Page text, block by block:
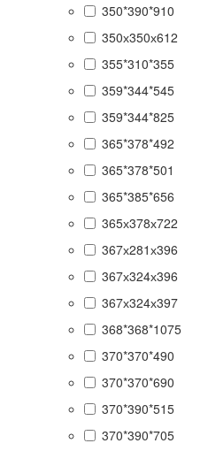
350*390*910
350х350х612
355*310*355
359*344*545
359*344*825
365*378*492
365*378*501
365*385*656
365х378х722
367х281х396
367х324х396
367х324х397
368*368*1075
370*370*490
370*370*690
370*390*515
370*390*705